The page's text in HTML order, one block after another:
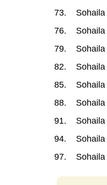
Sohaila
Sohaila
Sohaila
Sohaila
Sohaila
Sohaila
Sohaila
Sohaila
Sohaila